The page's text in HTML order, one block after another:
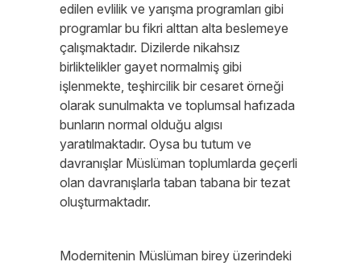
edilen evlilik ve yarışma programları gibi
programlar bu fikri alttan alta beslemeye
çalışmaktadır. Dizilerde nikahsız
birliktelikler gayet normalmiş gibi
işlenmekte, teşhircilik bir cesaret örneği
olarak sunulmakta ve toplumsal hafızada
bunların normal olduğu algısı
yaratılmaktadır. Oysa bu tutum ve
davranışlar Müslüman toplumlarda geçerli
olan davranışlarla taban tabana bir tezat
oluşturmaktadır.
Modernitenin Müslüman birey üzerindeki